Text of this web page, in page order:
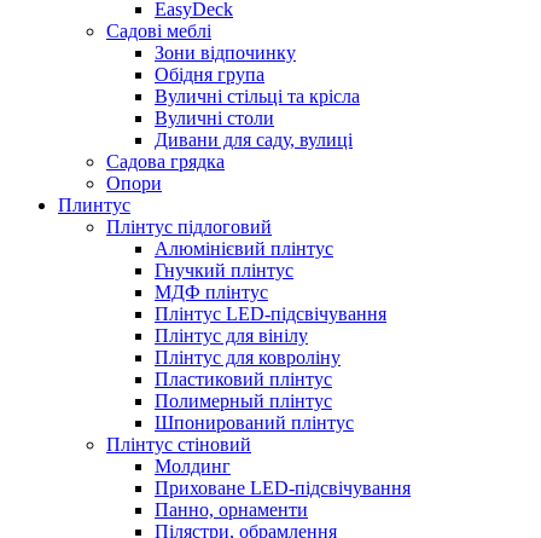
EasyDeck
Садові меблі
Зони відпочинку
Обідня група
Вуличні стільці та крісла
Вуличні столи
Дивани для саду, вулиці
Садова грядка
Опори
Плинтус
Плінтус підлоговий
Алюмінієвий плінтус
Гнучкий плінтус
МДФ плінтус
Плінтус LED-підсвічування
Плінтус для вінілу
Плінтус для ковроліну
Пластиковий плінтус
Полимерный плінтус
Шпонирований плінтус
Плінтус стіновий
Молдинг
Приховане LED-підсвічування
Панно, орнаменти
Пілястри, обрамлення